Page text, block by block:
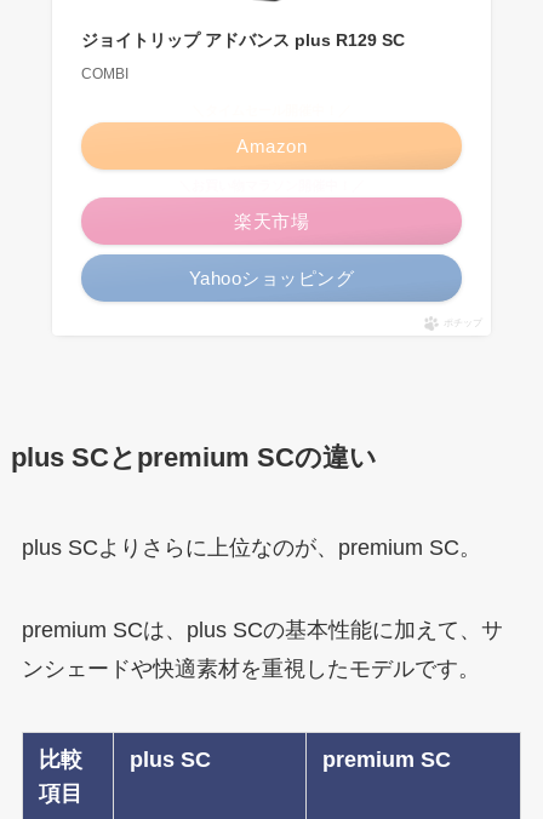
ジョイトリップ アドバンス plus R129 SC
COMBI
Amazon
楽天市場
Yahooショッピング
ポチップ
plus SCとpremium SCの違い
plus SCよりさらに上位なのが、premium SC。
premium SCは、plus SCの基本性能に加えて、サ
ンシェードや快適素材を重視したモデルです。
比較
項目
plus SC premium SC